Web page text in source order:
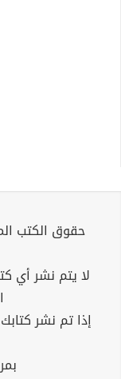
حقوق الكتب
لا يتم نشر أي
إذا تم نشر